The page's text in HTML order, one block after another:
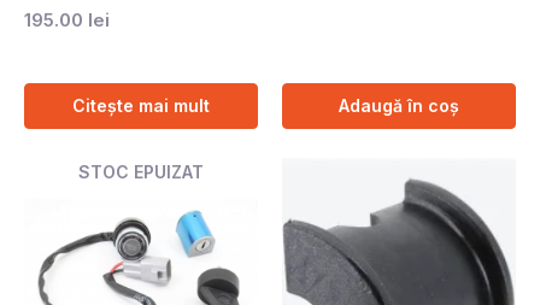
195.00 lei
Citește mai mult Adaugă în coș
STOC EPUIZAT